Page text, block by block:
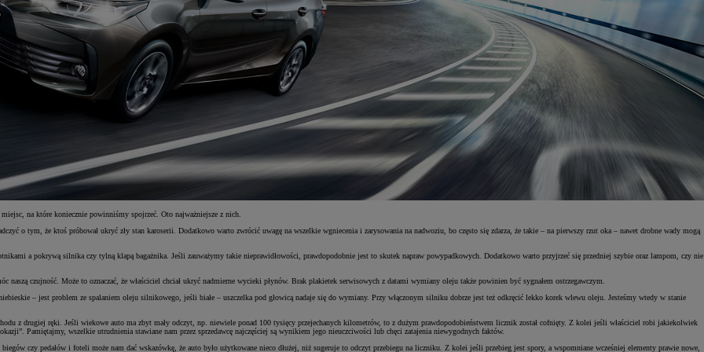
na które koniecznie powinniśmy spojrzeć. Oto najważniejsze z nich.
o tym, że ktoś próbował ukryć zły stan karoserii. Dodatkowo warto zwrócić uwagę na wszelkie wgniecenia i zarysowania na nadwoziu, bo często się zdarza, że takie – na pierwszy rzut oka – nawet drobne wady mogą
a pokrywą silnika czy tylną klapą bagażnika. Jeśli zauważymy takie nieprawidłowości, prawdopodobnie jest to skutek napraw powypadkowych. Dodatkowo warto przyjrzeć się przedniej szybie oraz lampom, czy nie
czujność. Może to oznaczać, że właściciel chciał ukryć nadmierne wycieki płynów. Brak plakietek serwisowych z datami wymiany oleju także powinien być sygnałem ostrzegawczym.
– jest problem ze spalaniem oleju silnikowego, jeśli białe – uszczelka pod głowicą nadaje się do wymiany. Przy włączonym silniku dobrze jest też odkręcić lekko korek wlewu oleju. Jesteśmy wtedy w stanie
z drugiej ręki. Jeśli wiekowe auto ma zbyt mały odczyt, np. niewiele ponad 100 tysięcy przejechanych kilometrów, to z dużym prawdopodobieństwem licznik został cofnięty. Z kolei jeśli właściciel robi jakiekolwiek
Pamiętajmy, wszelkie utrudnienia stawiane nam przez sprzedawcę najczęściej są wynikiem jego nieuczciwości lub chęci zatajenia niewygodnych faktów.
czy pedałów i foteli może nam dać wskazówkę, że auto było użytkowane nieco dłużej, niż sugeruje to odczyt przebiegu na liczniku. Z kolei jeśli przebieg jest spory, a wspomniane wcześniej elementy prawie nowe,